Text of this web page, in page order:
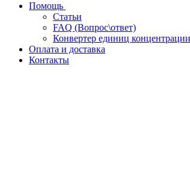
Помощь
Статьи
FAQ (Вопрос\ответ)
Конвертер единиц концентрации
Оплата и доставка
Контакты